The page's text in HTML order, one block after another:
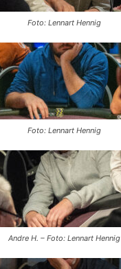
Foto: Lennart Hennig
Foto: Lennart Hennig
Andre H. – Foto: Lennart Hennig